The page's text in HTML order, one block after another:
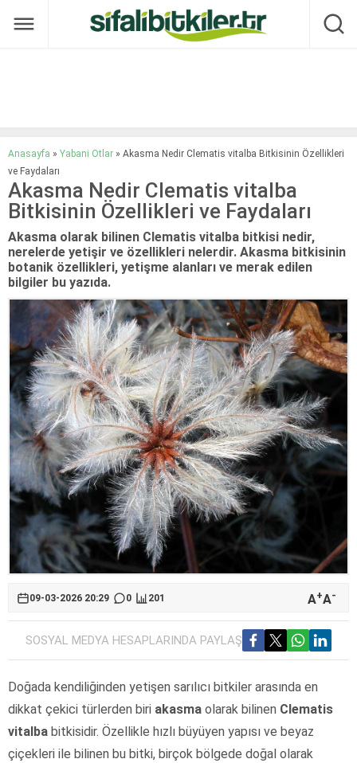
Anasayfa » Yabani Otlar » Akasma Nedir Clematis vitalba Bitkisinin Özellikleri
ve Faydaları
Akasma Nedir Clematis vitalba
Bitkisinin Özellikleri ve Faydaları
Akasma olarak bilinen Clematis vitalba bitkisi nedir,
nerelerde yetişir ve özellikleri nelerdir. Akasma bitkisinin
botanik özellikleri, yetişme alanları ve merak edilen
bilgiler bu yazıda.
09-03-2026 20:29 0 201 A+A-
SOSYAL MEDYA HESAPLARINDA PAYLAŞ
Doğada kendiliğinden yetişen sarılıcı bitkiler arasında en
dikkat çekici türlerden biri akasma olarak bilinen Clematis
vitalba bitkisidir. Özellikle hızlı büyüyen yapısı ve beyaz
çiçekleri ile bilinen bu bitki, birçok bölgede doğal olarak